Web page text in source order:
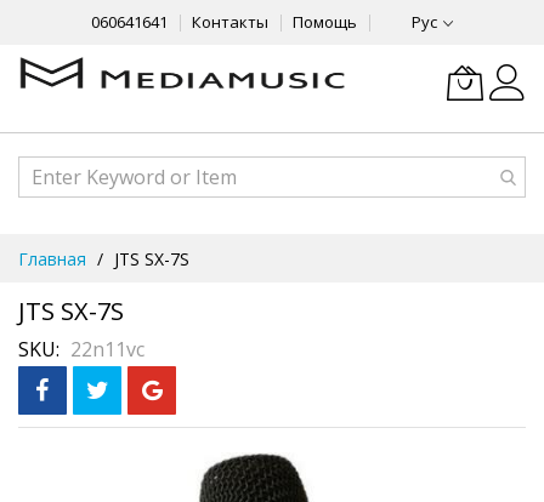
060641641 Контакты Помощь Рус
Content
Главная JTS SX-7S
JTS SX-7S
SKU 22n11vc